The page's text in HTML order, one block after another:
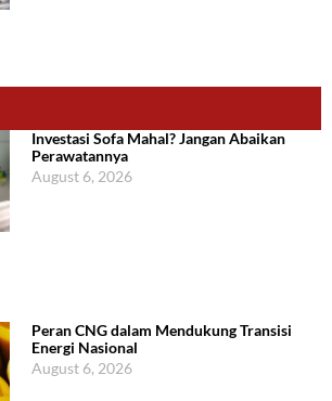
Investasi Sofa Mahal? Jangan Abaikan
Perawatannya
August 6, 2026
Peran CNG dalam Mendukung Transisi
Energi Nasional
August 6, 2026